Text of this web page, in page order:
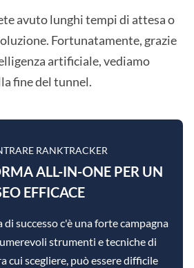
avuto lunghi tempi di attesa o
Fortunatamente, grazie
artificiale, vediamo
fine del tunnel.
RANKTRACKER
ALL-IN-ONE PER UN
EFFICACE
successo c'è una forte campagna
strumenti e tecniche di
cui scegliere, può essere difficile